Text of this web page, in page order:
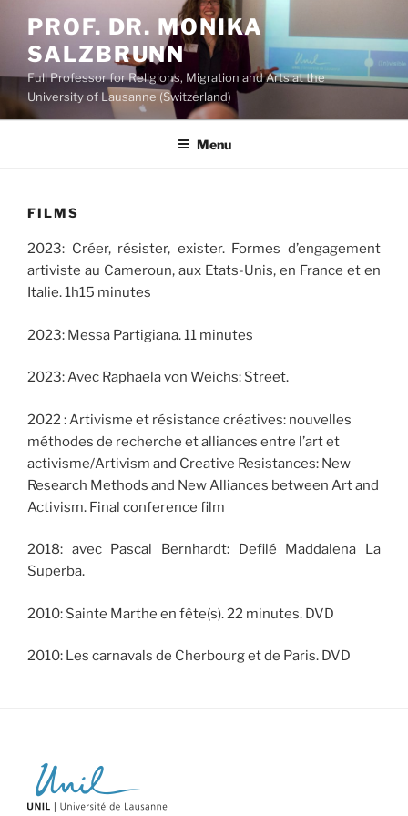
content
PROF. DR. MONIKA
SALZBRUNN
Full Professor for Religions, Migration and Arts at the
University of Lausanne (Switzerland)
Menu
FILMS
2023: Créer, résister, exister. Formes d’engagement
artiviste au Cameroun, aux Etats-Unis, en France et en
Italie. 1h15 minutes
2023: Messa Partigiana. 11 minutes
2023: Avec Raphaela von Weichs: Street.
2022 : Artivisme et résistance créatives: nouvelles
méthodes de recherche et alliances entre l’art et
activisme/Artivism and Creative Resistances: New
Research Methods and New Alliances between Art and
Activism. Final conference film
2018: avec Pascal Bernhardt: Defilé Maddalena La
Superba.
2010: Sainte Marthe en fête(s). 22 minutes. DVD
2010: Les carnavals de Cherbourg et de Paris. DVD